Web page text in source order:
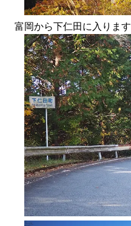
富岡から下仁田に入ります